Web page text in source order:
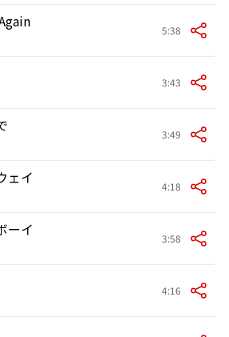
5:38
3:43
3:49
ェイ 4:18
ーイ 3:58
4:16